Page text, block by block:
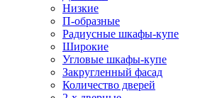
Низкие
П-образные
Радиусные шкафы-купе
Широкие
Угловые шкафы-купе
Закругленный фасад
Количество дверей